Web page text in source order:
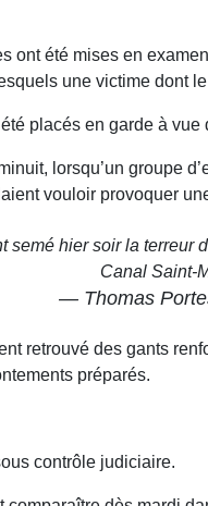
ont été mises en
une victime dont
placés en garde à
lorsqu’un groupe
vouloir provoquer
semé hier soir la terreur
Canal Saint-
— Thomas
retrouvé des gants
préparés.
contrôle judiciaire.